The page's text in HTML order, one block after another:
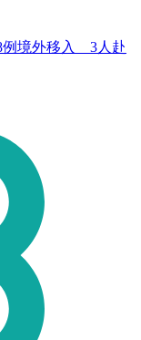
例境外移入 3人赴